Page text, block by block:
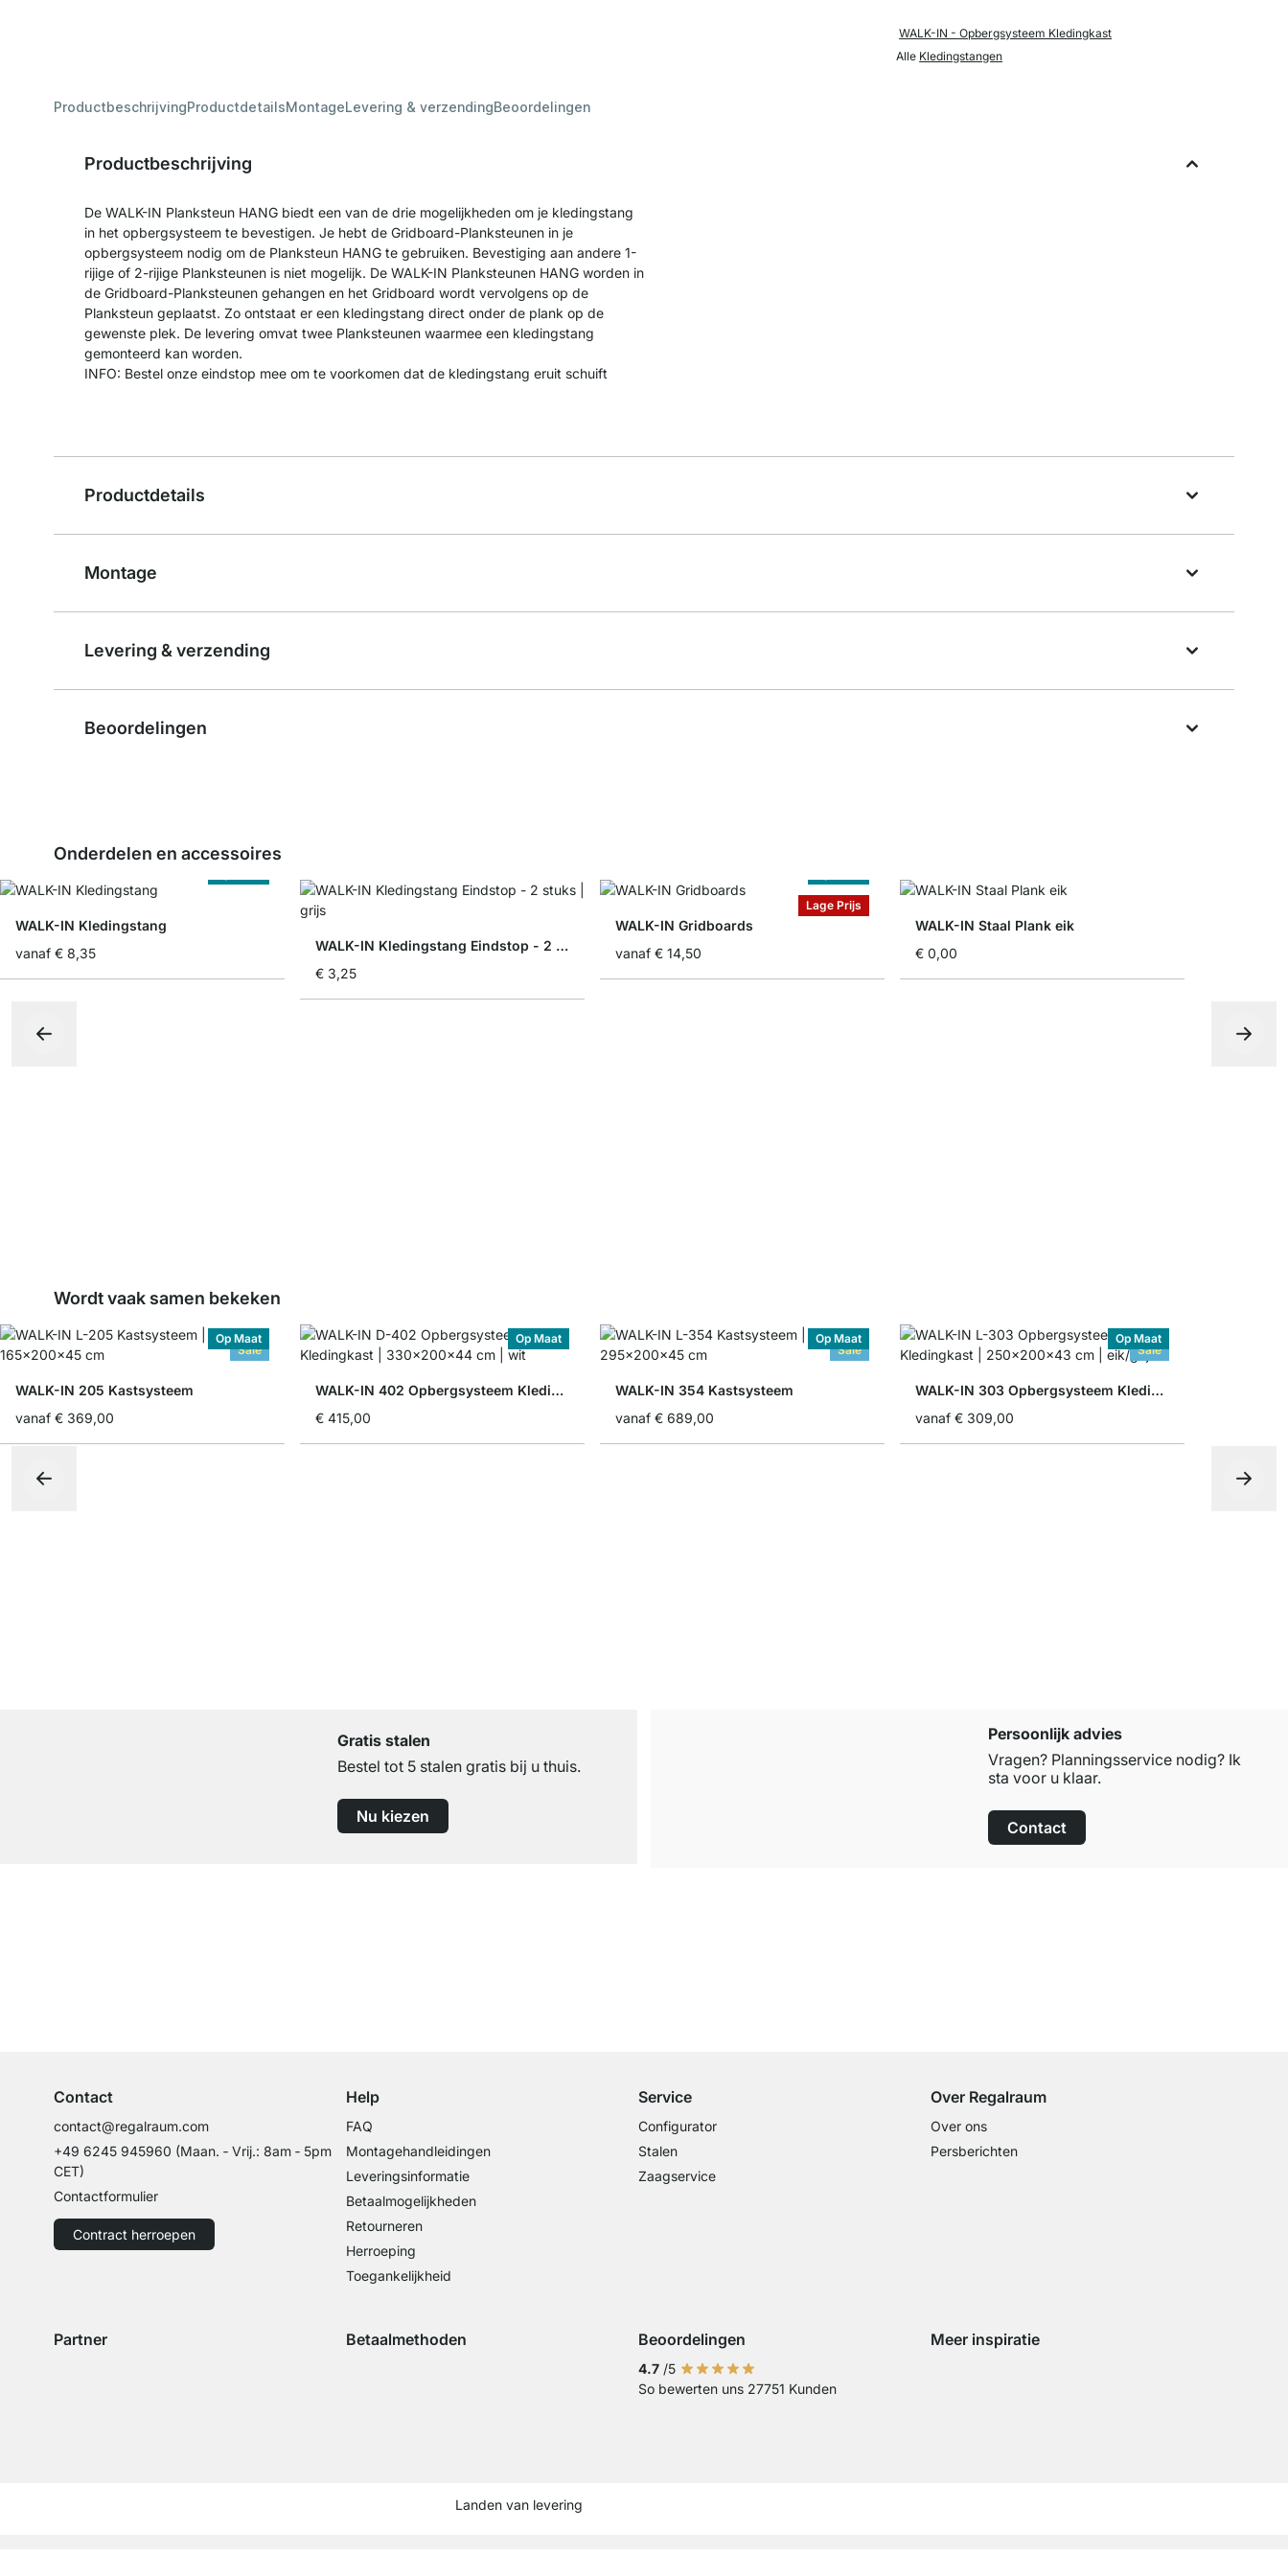
WALK-IN - Opbergsysteem Kledingkast
Alle Kledingstangen
ProductbeschrijvingProductdetailsMontageLevering & verzendingBeoordelingen
Productbeschrijving
De WALK-IN Planksteun HANG biedt een van de drie mogelijkheden om je kledingstang
in het opbergsysteem te bevestigen. Je hebt de Gridboard-Planksteunen in je
opbergsysteem nodig om de Planksteun HANG te gebruiken. Bevestiging aan andere 1-
rijige of 2-rijige Planksteunen is niet mogelijk. De WALK-IN Planksteunen HANG worden in
de Gridboard-Planksteunen gehangen en het Gridboard wordt vervolgens op de
Planksteun geplaatst. Zo ontstaat er een kledingstang direct onder de plank op de
gewenste plek. De levering omvat twee Planksteunen waarmee een kledingstang
gemonteerd kan worden.
INFO: Bestel onze eindstop mee om te voorkomen dat de kledingstang eruit schuift
Productdetails
Montage
Levering & verzending
Beoordelingen
Onderdelen en accessoires
WALK-IN Kledingstang
vanaf € 8,35
WALK-IN Kledingstang Eindstop - 2 stuks
€ 3,25
Lage Prijs
WALK-IN Gridboards
vanaf € 14,50
WALK-IN Staal Plank eik
€ 0,00
Wordt vaak samen bekeken
Sale
Op Maat
WALK-IN 205 Kastsysteem
vanaf € 369,00
Op Maat
WALK-IN 402 Opbergsysteem Kledingkast
€ 415,00
Sale
Op Maat
WALK-IN 354 Kastsysteem
vanaf € 689,00
Sale
Op Maat
WALK-IN 303 Opbergsysteem Kledingkast
vanaf € 309,00
Gratis stalen
Bestel tot 5 stalen gratis bij u thuis.
Nu kiezen
Persoonlijk advies
Vragen? Planningsservice nodig? Ik
sta voor u klaar.
Contact
Contact
contact@regalraum.com
+49 6245 945960 (Maan. ‑ Vrij.: 8am ‑ 5pm
CET)
Contactformulier
Contract herroepen
Help
FAQ
Montagehandleidingen
Leveringsinformatie
Betaalmogelijkheden
Retourneren
Herroeping
Toegankelijkheid
Service
Configurator
Stalen
Zaagservice
Over Regalraum
Over ons
Persberichten
Partner Betaalmethoden
Betaling met Klarna Sofort
Beoordelingen
4.7 /5
So bewerten uns 27751 Kunden
Meer inspiratie
Landen van levering